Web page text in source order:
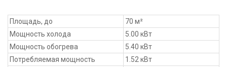
Площадь, до
70 м²
Мощность холода
5.00 кВт
Мощность обогрева
5.40 кВт
Потребляемая мощность
1.52 кВт